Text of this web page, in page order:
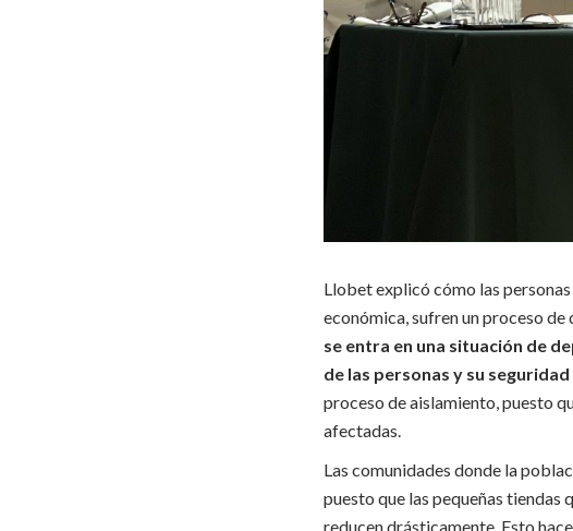
Llobet explicó cómo las
económica, sufren un proceso de
se entra en una situación de
de las personas y su
proceso de aislamiento, puesto
afectadas.
Las comunidades donde la
puesto que las pequeñas tiendas
reducen drásticamente. Esto